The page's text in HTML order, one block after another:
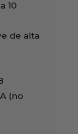
10
de alta
(no